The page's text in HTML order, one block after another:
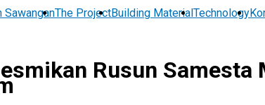
SawanganThe ProjectBuilding MaterialTechnology
Rusun